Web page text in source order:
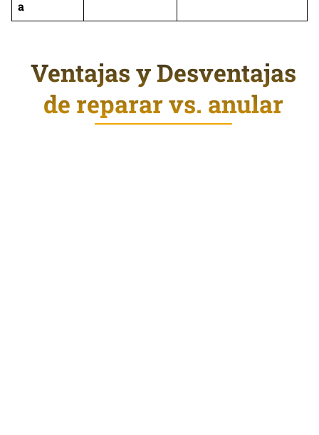
a
Ventajas y Desventajas
de reparar vs. anular